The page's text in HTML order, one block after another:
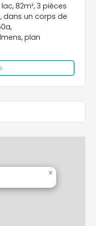
82m², 3 pièces
dans un corps de
plan
×